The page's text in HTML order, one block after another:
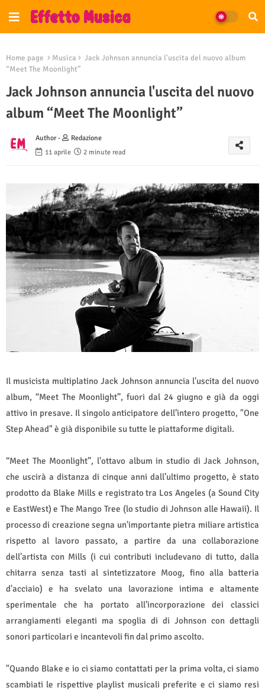
Home page Musica
Jack Johnson annuncia l'uscita del nuovo album
“Meet The Moonlight”
Jack Johnson annuncia l'uscita del nuovo
album “Meet The Moonlight”
Author -
Redazione
11 aprile
2 minute read
Il musicista multiplatino Jack Johnson annuncia l'uscita del nuovo
album, “Meet The Moonlight”, fuori dal 24 giugno e già da oggi
attivo in presave. Il singolo anticipatore dell’intero progetto, "One
Step Ahead" è già disponibile su tutte le piattaforme digitali.
“Meet The Moonlight”, l'ottavo album in studio di Jack Johnson,
che uscirà a distanza di cinque anni dall’ultimo progetto, è stato
prodotto da Blake Mills e registrato tra Los Angeles (a Sound City
e EastWest) e The Mango Tree (lo studio di Johnson alle Hawaii). Il
processo di creazione segna un'importante pietra miliare artistica
rispetto al lavoro passato, a partire da una collaborazione
dell’artista con Mills (i cui contributi includevano di tutto, dalla
chitarra senza tasti al sintetizzatore Moog, fino alla batteria
d'acciaio) e ha svelato una lavorazione intima e altamente
sperimentale che ha portato all’incorporazione dei classici
arrangiamenti eleganti ma spoglia di di Johnson con dettagli
sonori particolari e incantevoli fin dal primo ascolto.
"Quando Blake e io ci siamo contattati per la prima volta, ci siamo
scambiati le rispettive playlist musicali preferite e ci siamo resi